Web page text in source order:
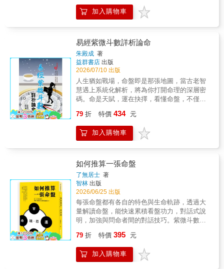
至分手。 ◎隨書附贈《命理師真心話》一冊，
小小一本，卻點破深藏你心中的擔憂與疑惑！
正緣存在嗎？命理師說我這輩子都是小三命／
各種令人無言的問題，大耕老師說給你聽！ 本
書特色 1.本書是四化的深度介紹，能進階學習
利用四化所產生影響宮位的力量，更深入探討
宮位的能量。宮位的能量才真正架構出人生，
而四化則是產生宮位的變化，這個變化的力量
甚至可以讓我們改變人生，因此在紫微斗數中
十分重要。 2.化忌一般被認為是不好的象徵，
乏，所以才產生努力的動力。本書將透析四化
的應用，讓我們重啟自身的力量，打破環境限
制。 3.介紹重要的北派技巧，以及讓許多初學
數的基本宮位結構，解釋星曜時將永遠摸不到
核心。有別於一般入門書籍大篇幅又扁平地討
論星曜，忽略了星曜的解釋是需要透過宮位來
產生，本書用斗數的基本結構「宮位」來說
話，採宮位聯想法來解釋含意，不必背誦海量
資料。 5.延續《紫微攻略》系列實戰、快速、
好用的風格，利用每個章節的小練習、圖解、
案例，幫助大家快速掌握各類四化的應用、對
命盤的影響，以及如何利用四化改變命運。
【無法逃避的「陀羅」業力】陀羅星所在的位
置，就是自己要用一生面對的課題。 【那一
年，我們會經歷的衰事】重疊本命、大限、小
忌，就知道那一年自己最該注意的事情是什
麼。 【今年遇到的他是不是對的人】查看小限
命盤和流年的夫妻宮狀態，若遇到擎羊火星，
屬於來得快去得快的緣分；若遇陀羅，容易是
與你內心期待相反的對象。若夫妻宮跟命宮同
時有忌和陀羅，代表此時的你非常容易鬼遮眼
選錯人&hellip;&hellip; （更多方法請詳見本書
者將「命理」二字解為「理性的討論生命」，
其中「理」更是「道理、管理」的意思，透過
這樣的概念本書教你從命盤找出可以改善、避
及很重要的煞忌交會應用，讀者更能快速上
手。這是目前斗數書籍很少使用的方法，因為
內行的老師通常不願意教，或者不願意一開始
就教。 3.本書以簡明白話、邏輯思維去解釋斗
數，讀者不必死背海量的資料，而是用「宮位
聯想法」，了解宮位中心價值、了解星曜中心
價值，然後推演出星曜在宮位內的解釋。 4.每
置【小練習】讓大家熟悉解盤的要領。並有許
手。 & 見證紫微斗數的強大推薦（依首字筆劃
排列） 王念秋／Home Hotel執行長 簡少年／
項、分門逐一解析。 ◎架構分明，條理清晰，
再加百餘張圖解，利於讀者參照、推演。 & 相
樣的「命運結局」！ 知命造命，透過紫微斗數
了解自己的先天命運與特質，更能開創光明有
為的人生！ & 紫微斗數不僅是玄學，還是哲
學、心理學、命理學、生活學， 更是人生的回
憶錄、執行指南、未來企畫書&hellip;&hellip; &
個人對「紫微斗數」的看法與理念，影響學習
紫微斗數的方向： 有宗教信仰的，斗數可以談
神鬼、談修行&hellip;&hellip; 重學術研究者，
斗數可以很哲學、通數理&hellip;&hellip; 更可
「現在」的契機， 以求在「未來」達到個人所
期待的「滿意生活」！ & 從命理觀、命理基礎
的建立，到命盤結構、星性、宮性的解讀與延
進而擴及到職業、婚姻、朋友、陽宅的選擇，
以及增進健康、延年益壽的方法&hellip;&hellip;
& 作者分享學習「紫微斗數」數十載累積的心
得筆記， 以最貼近生活的淺白文字讓更多喜好
命理的同好， 一起進入紫微斗數的天地！
加入購物車
易經紫微斗數詳析論命
朱殿成 著
益群書店 出版
2026/07/10 出版
人生猶如戰場，命盤即是那張地圖，當古老智
慧遇上系統化解析，將為你打開命理的深層密
碼。命是天賦，運在抉擇，看懂命盤，不僅能
的關鍵鑰匙。本書以嚴謹的推演，結合易經哲
理與紫微斗數的星曜變化，深入剖析「化祿、
化權、化科、化忌」的互動奧秘，揭示人生格
命，更進一步教您如何因命制宜、以策破局。
特別融入《三十六計》智慧，將古代兵法的謀
略思維與命盤解析相結合，讓您在理解命理的
同時，也學會如何在現實生活中靈活應對挑
戰，化險為夷，轉危為機。讓命盤不再只是靜
態的宿命圖，而是一張可操作、可轉化、可升
級的人生戰略。理解命理，也同時擁有精準導
航與致勝奇謀，閱讀本書不只是一場命理的探
索，更是一場充滿智慧的佈局！
79 折 特價 434 元
加入購物車
如何推算一張命盤
了無居士 著
智林 出版
2026/06/25 出版
每張命盤都有各自的特色與生命軌跡，透過大
量解讀命盤，能快速累積看盤功力，對話式說
明，加強與問命者間的對話技巧。紫微斗數雖
的只是各門各派的祖傳秘笈，方法雖多，不過
是人人一把號，各吹各的調，當然慘不忍卒
睹。本書作者提示的方法論透過主星、輔星以
79 折 特價 395 元
加入購物車